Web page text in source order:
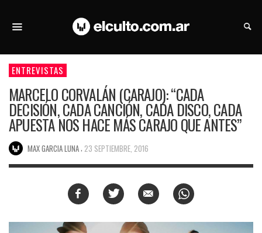
ENTREVISTAS
MARCELO CORVALÁN (CARAJO): “CADA
DECISIÓN, CADA CANCIÓN, CADA DISCO, CADA
APUESTA NOS HACE MÁS CARAJO QUE ANTES”
MAX GARCIA LUNA 23 SEPTIEMBRE, 2016